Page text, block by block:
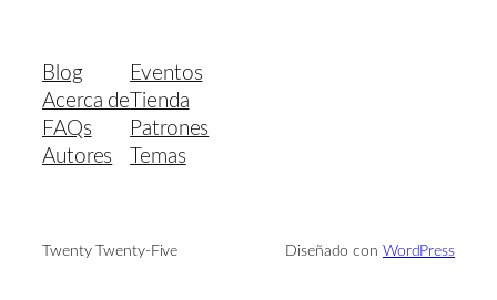
Blog
Acerca de
FAQs
Autores
Eventos
Tienda
Patrones
Temas
Twenty Twenty-Five Diseñado con WordPress